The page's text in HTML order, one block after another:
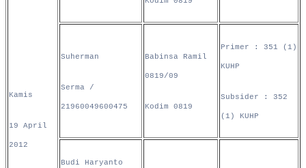
Kamis
19 April
2012
Suherman
Serma /
21960049600475
Babinsa Ramil
0819/09
Kodim 0819
Primer : 351 (1)
KUHP
Subsider : 352
(1) KUHP
Budi Haryanto